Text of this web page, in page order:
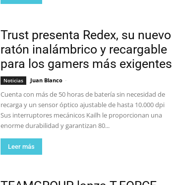
Trust presenta Redex, su nuevo
ratón inalámbrico y recargable
para los gamers más exigentes
Noticias Juan Blanco -
Cuenta con más de 50 horas de batería sin necesidad de
recarga y un sensor óptico ajustable de hasta 10.000 dpi
Sus interruptores mecánicos Kailh le proporcionan una
enorme durabilidad y garantizan 80...
Leer más